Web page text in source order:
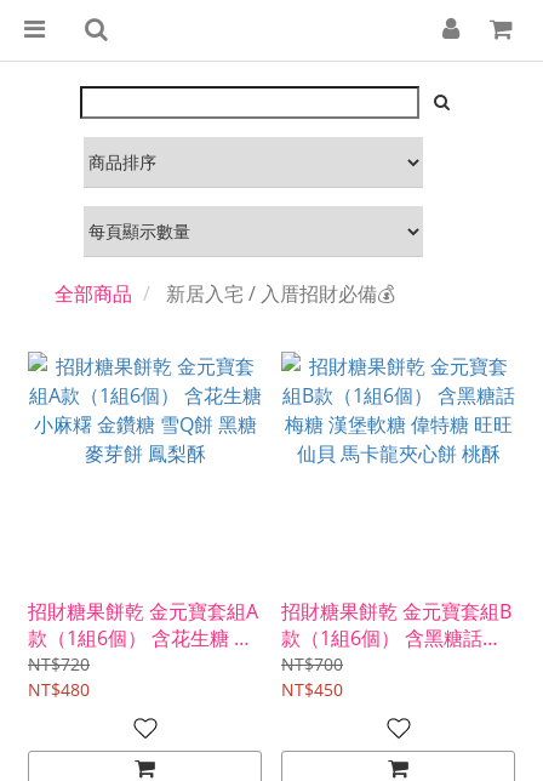
全部商品 新居入宅 / 入厝招財必備💰
招財糖果餅乾 金元寶套組A
款（1組6個） 含花生糖 小
麻糬 金鑽糖 雪Q餅 黑糖麥
芽餅 鳳梨酥
NT$720
NT$480
招財糖果餅乾 金元寶套組B
款（1組6個） 含黑糖話梅
糖 漢堡軟糖 偉特糖 旺旺仙
貝 馬卡龍夾心餅 桃酥
NT$700
NT$450